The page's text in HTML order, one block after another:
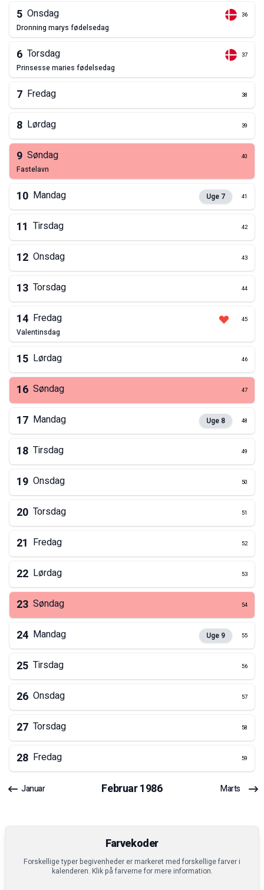
5 Onsdag 36
dronning marys fødelsedag
6 Torsdag 37
prinsesse maries fødelsedag
7 Fredag 38
8 Lørdag 39
9 Søndag 40
fastelavn
10 Mandag Uge 7 41
11 Tirsdag 42
12 Onsdag 43
13 Torsdag 44
14 Fredag 45
valentinsdag
15 Lørdag 46
16 Søndag 47
17 Mandag Uge 8 48
18 Tirsdag 49
19 Onsdag 50
20 Torsdag 51
21 Fredag 52
22 Lørdag 53
23 Søndag 54
24 Mandag Uge 9 55
25 Tirsdag 56
26 Onsdag 57
27 Torsdag 58
28 Fredag 59
Januar Februar1986 Marts
Farvekoder
Forskellige typer begivenheder er markeret med forskellige farver i
kalenderen. Klik på farverne for mere information.